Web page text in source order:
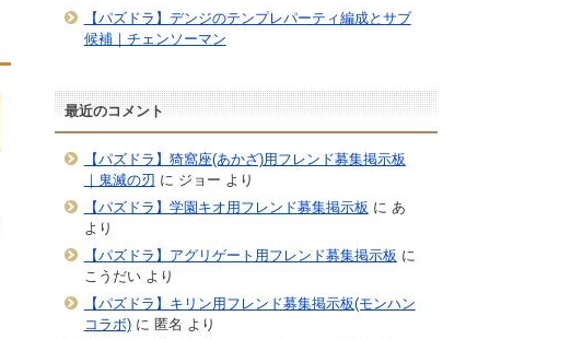
【パズドラ】デンジのテンプレパーティ編成とサブ
候補｜チェンソーマン
最近のコメント
【パズドラ】猗窩座(あかざ)用フレンド募集掲示板
｜鬼滅の刃 に ジョー より
【パズドラ】学園キオ用フレンド募集掲示板 に あ
より
【パズドラ】アグリゲート用フレンド募集掲示板 に
こうだいより
【パズドラ】キリン用フレンド募集掲示板(モンハン
コラボ)に 匿名 より